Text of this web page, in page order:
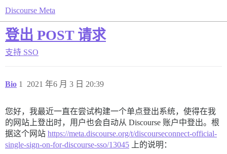
Discourse Meta
登出 POST 请求
支持 SSO
Bio 2021 年6 月 3 日 20:39
1
您好，我最近一直在尝试构建一个单点登出系统，使得在我
的网站上登出时，用户也会自动从 Discourse 账户中登出。根
据这个网站 https://meta.discourse.org/t/discourseconnect-official-
single-sign-on-for-discourse-sso/13045 上的说明：